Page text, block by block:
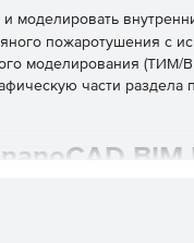
и моделировать
пожаротушения с
моделирования (ТИМ/
части раздела
BIM
nanoCAD 26.